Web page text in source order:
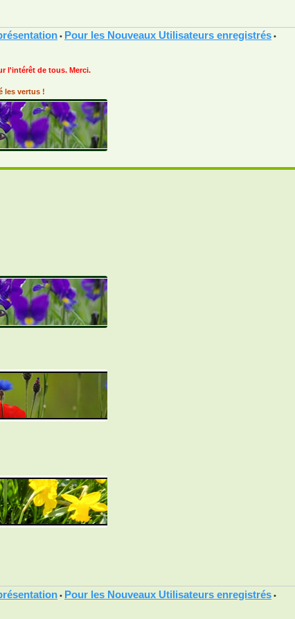
• Pour les Nouveaux Utilisateurs enregistrés •
l'intérêt de tous. Merci.
les vertus !
• Pour les Nouveaux Utilisateurs enregistrés •